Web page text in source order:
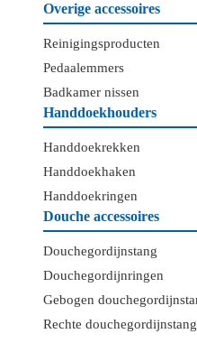
Overige accessoires
Reinigingsproducten
Pedaalemmers
Badkamer nissen
Handdoekhouders
Handdoekrekken
Handdoekhaken
Handdoekringen
Douche accessoires
Douchegordijnstang
Douchegordijnringen
Gebogen
Rechte douchegordijnstang